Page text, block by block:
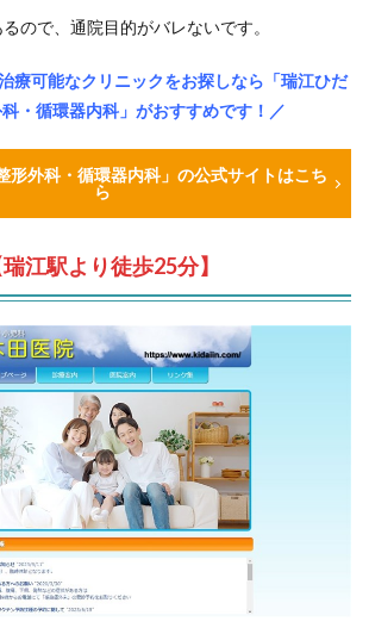
ので、通院目的がバレないです。
療可能なクリニックをお探しなら「瑞江ひだ
・循環器内科」がおすすめです！／
形外科・循環器内科」の公式サイトはこち
ら
江駅より徒歩25分】